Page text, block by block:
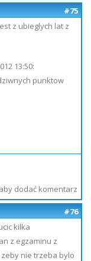
#75
z ubieglych lat z
13:50:
punktow
aby dodać komentarz
#76
kilka
z egzaminu z
nie trzeba bylo